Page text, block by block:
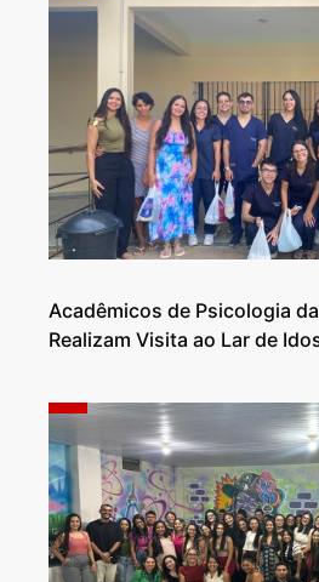
Acadêmicos de Psicologia
Realizam Visita ao Lar de